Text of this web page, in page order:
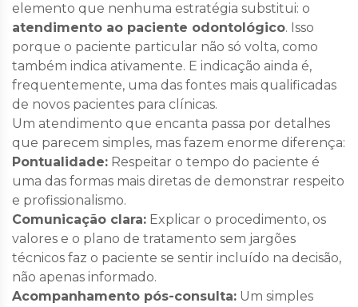
elemento que nenhuma estratégia substitui: o
atendimento ao paciente odontológico. Isso
porque o paciente particular não só volta, como
também indica ativamente. E indicação ainda é,
frequentemente, uma das fontes mais qualificadas
de novos pacientes para clínicas.
Um atendimento que encanta passa por detalhes
que parecem simples, mas fazem enorme diferença:
Pontualidade: Respeitar o tempo do paciente é
uma das formas mais diretas de demonstrar respeito
e profissionalismo.
Comunicação clara: Explicar o procedimento, os
valores e o plano de tratamento sem jargões
técnicos faz o paciente se sentir incluído na decisão,
não apenas informado.
Acompanhamento pós-consulta: Um simples